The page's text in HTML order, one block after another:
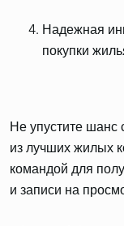
Надежная
покупки
Не упустите шанс
из лучших жилых
командой для
и записи на